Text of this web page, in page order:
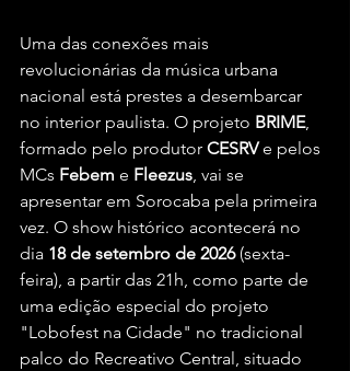
Uma das conexões mais
revolucionárias da música urbana
nacional está prestes a desembarcar
no interior paulista. O projeto BRIME,
formado pelo produtor CESRV e pelos
MCs Febem e Fleezus, vai se
apresentar em Sorocaba pela primeira
vez. O show histórico acontecerá no
dia 18 de setembro de 2026 (sexta-
feira), a partir das 21h, como parte de
uma edição especial do projeto
"Lobofest na Cidade" no tradicional
palco do Recreativo Central, situado